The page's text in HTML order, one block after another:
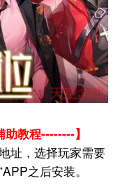
助教程--------】
址，选择玩家需要
之后安装。